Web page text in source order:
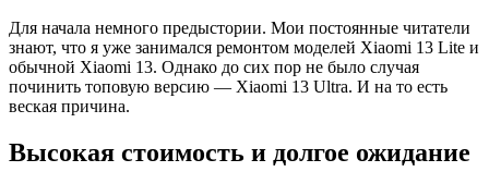
Для начала немного предыстории. Мои постоянные читатели
знают, что я уже занимался ремонтом моделей Xiaomi 13 Lite и
обычной Xiaomi 13. Однако до сих пор не было случая
починить топовую версию — Xiaomi 13 Ultra. И на то есть
веская причина.
Высокая стоимость и долгое ожидание